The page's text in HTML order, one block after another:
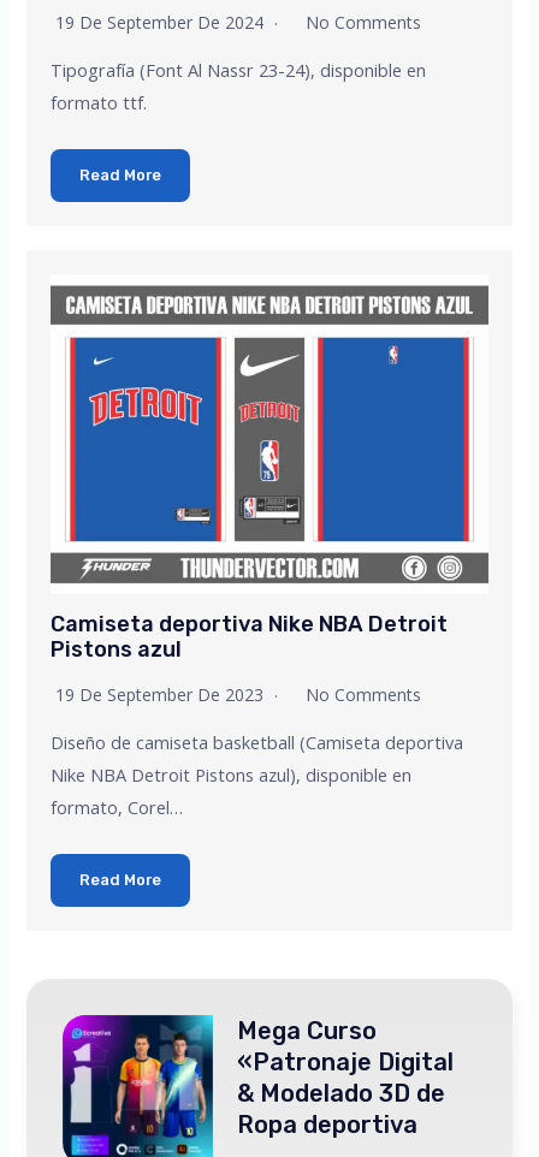
19 De September De 2024 No Comments
Tipografía (Font Al Nassr 23-24), disponible en
formato ttf.
Read More
Camiseta deportiva Nike NBA Detroit
Pistons azul
19 De September De 2023 No Comments
Diseño de camiseta basketball (Camiseta deportiva
Nike NBA Detroit Pistons azul), disponible en
formato, Corel…
Read More
Aprende a usar
Corel Draw facil y
rapido